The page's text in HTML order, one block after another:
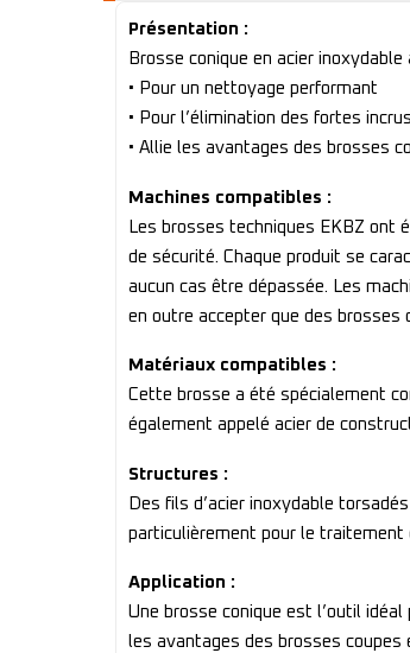
Présentation :
Brosse conique en acier
• Pour un nettoyage performant
• Pour l’élimination des fortes
• Allie les avantages des brosses
Machines compatibles :
Les brosses techniques EKBZ ont
de sécurité. Chaque produit se
aucun cas être dépassée. Les
en outre accepter que des brosses
Matériaux compatibles :
Cette brosse a été spécialement
également appelé acier de
Structures :
Des fils d’acier inoxydable
particulièrement pour le traitement
Application :
Une brosse conique est l’outil
les avantages des brosses coupes